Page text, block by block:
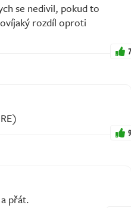
se nedivil, pokud to
rozdíl oproti
7
9
přát.